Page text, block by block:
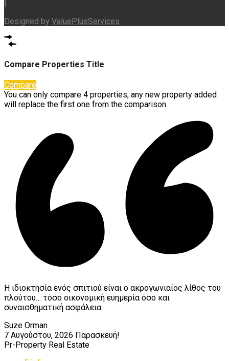
|
Designed by ValuePlusServices
Compare Properties Title
Compare
You can only compare 4 properties, any new property added
will replace the first one from the comparison.
Η ιδιοκτησία ενός σπιτιού είναι ο ακρογωνιαίος λίθος του
πλούτου… τόσο οικονομική ευημερία όσο και
συναισθηματική ασφάλεια.
Suze Orman
7 Αυγούστου, 2026 Παρασκευή!
Pr-Property Real Estate